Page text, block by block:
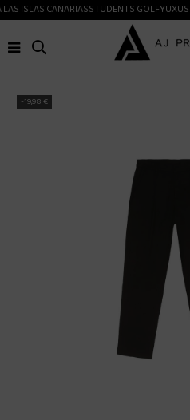
ISLAS CANARIASSTUDENTS GOLFYUXUS
-19,98 €